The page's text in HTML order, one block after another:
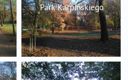
Park Karpińskiego